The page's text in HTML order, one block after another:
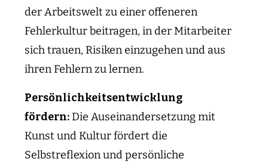
der Arbeitswelt zu einer offeneren
Fehlerkultur beitragen, in der Mitarbeiter
sich trauen, Risiken einzugehen und aus
ihren Fehlern zu lernen.
Persönlichkeitsentwicklung
fördern:Die Auseinandersetzung mit
Kunst und Kultur fördert die
Selbstreflexion und persönliche